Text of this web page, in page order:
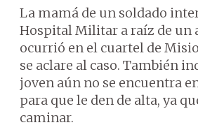
La mamá de un soldado
Hospital Militar a raíz de un
ocurrió en el cuartel de
se aclare al caso. También
joven aún no se encuentra
para que le den de alta, ya
caminar.